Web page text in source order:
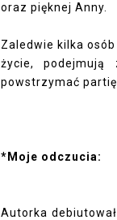
oraz pięknej Anny.
Zaledwie kilka
życie,
powstrzymać
*Moje odczucia:
Autorka